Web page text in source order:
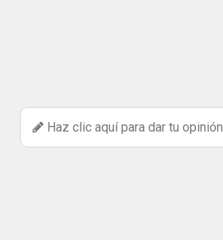
Haz clic aquí para dar tu opinión